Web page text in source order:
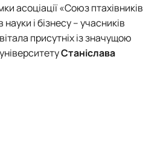
асоціації «Союз птахівників
і бізнесу – учасників
присутніх із значущою
Станіслава